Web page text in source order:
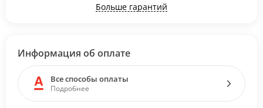
Больше гарантий
Информация об оплате
Все способы оплаты
Подробнее